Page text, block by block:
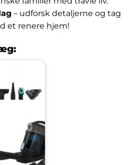
– udforsk detaljerne og tag
et renere hjem!